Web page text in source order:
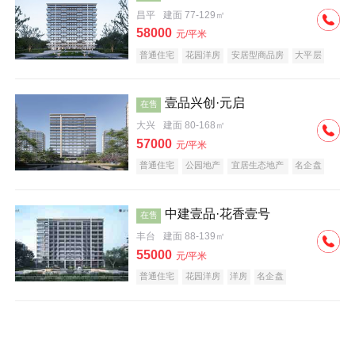
昌平 建面 77-129㎡
58000 元/平米
普通住宅 花园洋房 安居型商品房
大平层
在售 壹品兴创·元启
大兴 建面 80-168㎡
57000 元/平米
普通住宅 公园地产 宜居生态地产 名企盘
在售 中建壹品·花香壹号
丰台 建面 88-139㎡
55000 元/平米
普通住宅 花园洋房 洋房 名企盘